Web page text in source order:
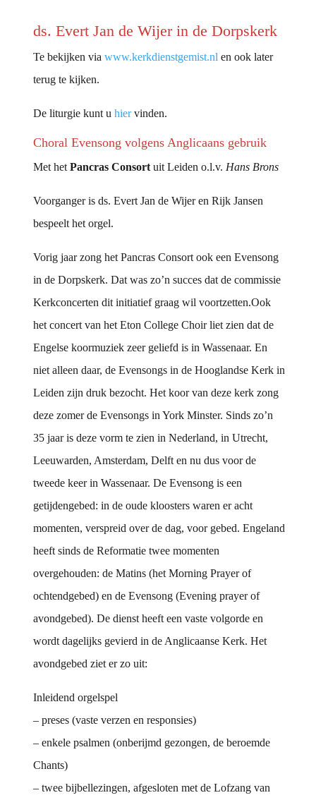
ds. Evert Jan de Wijer in de Dorpskerk
Te bekijken via www.kerkdienstgemist.nl en ook later
terug te kijken.
De liturgie kunt u hiervinden.
Choral Evensong volgens Anglicaans gebruik
Met het Pancras Consortuit Leiden o.l.v. Hans Brons
Voorganger is ds. Evert Jan de Wijer en Rijk Jansen
bespeelt het orgel.
Vorig jaar zong het Pancras Consort ook een Evensong
in de Dorpskerk. Dat was zo’n succes dat de commissie
Kerkconcerten dit initiatief graag wil voortzetten.Ook
het concert van het Eton College Choir liet zien dat de
Engelse koormuziek zeer geliefd is in Wassenaar. En
niet alleen daar, de Evensongs in de Hooglandse Kerk in
Leiden zijn druk bezocht. Het koor van deze kerk zong
deze zomer de Evensongs in York Minster. Sinds zo’n
35 jaar is deze vorm te zien in Nederland, in Utrecht,
Leeuwarden, Amsterdam, Delft en nu dus voor de
tweede keer in Wassenaar. De Evensong is een
getijdengebed: in de oude kloosters waren er acht
momenten, verspreid over de dag, voor gebed. Engeland
heeft sinds de Reformatie twee momenten
overgehouden: de Matins (het Morning Prayer of
ochtendgebed) en de Evensong (Evening prayer of
avondgebed). De dienst heeft een vaste volgorde en
wordt dagelijks gevierd in de Anglicaanse Kerk. Het
avondgebed ziet er zo uit:
Inleidend orgelspel
– preses (vaste verzen en responsies)
– enkele psalmen (onberijmd gezongen, de beroemde
Chants)
– twee bijbellezingen, afgesloten met de Lofzang van